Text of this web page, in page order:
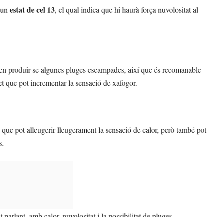
estat de cel 13, el qual indica que hi haurà força nuvolositat al
produir-se algunes pluges escampades, així que és recomanable
que pot incrementar la sensació de xafogor.
que pot alleugerir lleugerament la sensació de calor, però també pot